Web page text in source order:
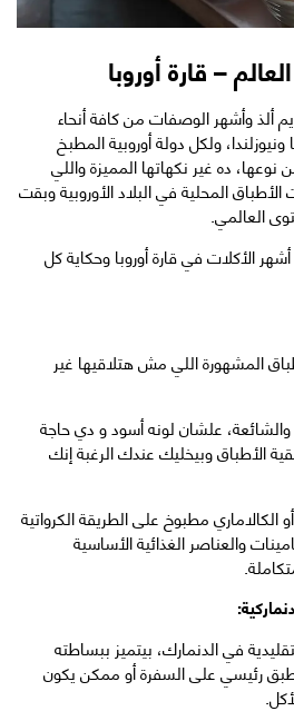
– قارة أوروبا
ألذ وأشهر الوصفات من كافة أنحاء
ولكل دولة أوروبية المطبخ
نوعها، ده غير نكهاتها المميزة واللي
المحلية في البلاد الأوروبية وبقت
العالمي.
الأكلات في قارة أوروبا وحكاية كل
المشهورة اللي مش هتلاقيها غير
علشان لونه أسود و دي حاجة
الأطباق وبيخليك عندك الرغبة إنك
الكالاماري مطبوخ على الطريقة الكرواتية
والعناصر الغذائية الأساسية
في الدنمارك، بيتميز ببساطته
رئيسي على السفرة أو ممكن يكون